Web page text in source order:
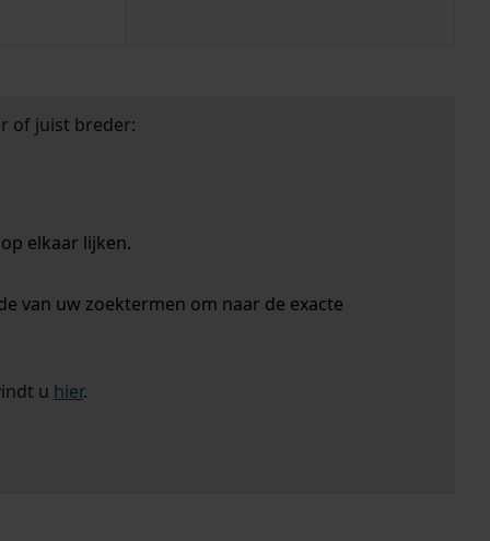
of juist breder:
elkaar lijken.
van uw zoektermen om naar de exacte
u hier.